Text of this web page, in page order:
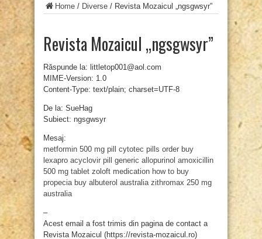
Home / Diverse / Revista Mozaicul „ngsgwsyr”
Revista Mozaicul „ngsgwsyr”
Răspunde la: littletop001@aol.com
MIME-Version: 1.0
Content-Type: text/plain; charset=UTF-8
De la: SueHag
Subiect: ngsgwsyr
Mesaj:
metformin 500 mg pill
cytotec pills order buy
lexapro acyclovir pill generic allopurinol amoxicillin
500 mg tablet zoloft medication how to buy
propecia buy albuterol australia zithromax 250 mg
australia
–
Acest email a fost trimis din pagina de contact a
Revista Mozaicul (https://revista-mozaicul.ro)